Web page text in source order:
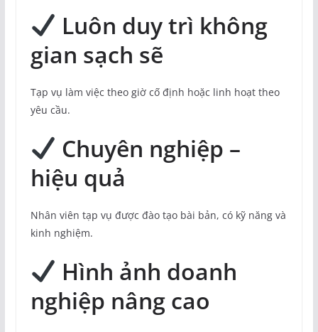
Luôn duy trì không
gian sạch sẽ
Tạp vụ làm việc theo giờ cố định hoặc linh hoạt theo
yêu cầu.
Chuyên nghiệp –
hiệu quả
Nhân viên tạp vụ được đào tạo bài bản, có kỹ năng và
kinh nghiệm.
Hình ảnh doanh
nghiệp nâng cao